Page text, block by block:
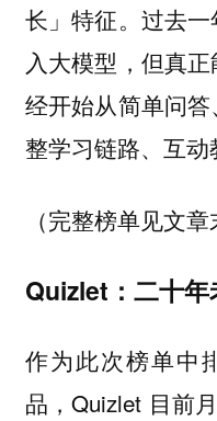
长」特征。过去
入大模型，但真
经开始从简单问
整学习链路、互动
（完整榜单见文章
Quizlet：二十
作为此次榜单中
品，Quizlet 目前